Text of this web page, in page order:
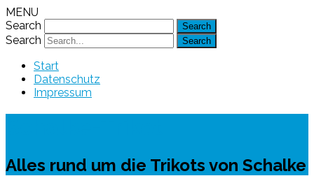
MENU
Search
Search
Start
Datenschutz
Impressum
Alles rund um die Trikots von Schalke